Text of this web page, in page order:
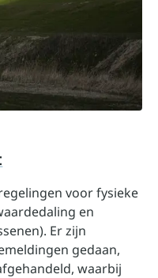
voor fysieke
en
Er zijn
gedaan,
waarbij